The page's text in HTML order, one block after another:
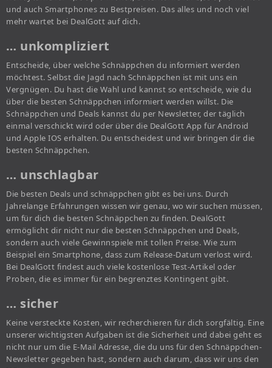
und auch Smartphones zu Bestpreisen. Das alles und noch viel
mehr wartet bei DealGott auf dich.
… unkompliziert
Entscheide, über welche Schnäppchen du informiert werden
möchtest. Selbst die Jagd nach Schnäppchen ist mit uns ein
Vergnügen. Du hast die Wahl und kannst so entscheide, wie du
über die besten Schnäppchen informiert werden willst. Die
Schnäppchen und Deals kannst du per Newsletter, der täglich
einmal verschickt wird oder über die DealGott App für Android
und Apple IOS erhalten. Du entscheidest und wir bringen dir die
besten Schnäppchen.
… unschlagbar
Die besten Deals und schnäppchen gibt es bei uns. Durch
Jahrelange Erfahrungen wissen wir genau, wo wir suchen müssen,
um für dich die besten Schnäppchen zu finden. DealGott
ermöglicht dir nicht nur die besten Schnäppchen und Deals,
sondern auch viele Gewinnspiele mit tollen Preise. Wie zum
Beispiel ein Smartphone, dass zum Release-Datum verlost wird.
Bei DealGott findest auch viele kostenlose Test-Artikel oder
Proben, die es immer für ein begrenztes Kontingent gibt.
… sicher
Keine versteckte Kosten, wir recherchieren für dich sorgfältig. Eine
unserer wichtigsten Aufgaben ist die Sicherheit und dabei geht es
nicht nur um die E-Mail Adresse, die du uns für den Schnäppchen-
Newsletter gegeben hast, sondern auch darum, dass wir uns den